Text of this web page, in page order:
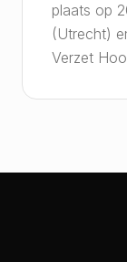
plaats op
(Utrecht)
Verzet